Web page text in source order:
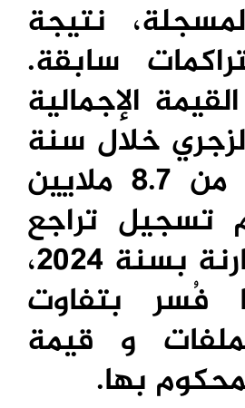
نتيجة
سابقة.
الإجمالية
خلال سنة
2025 أزيد من 8.7 ملايين
تسجيل تراجع
طفيف مقارنة بسنة 2024،
بتفاوت
و قيمة
بها.